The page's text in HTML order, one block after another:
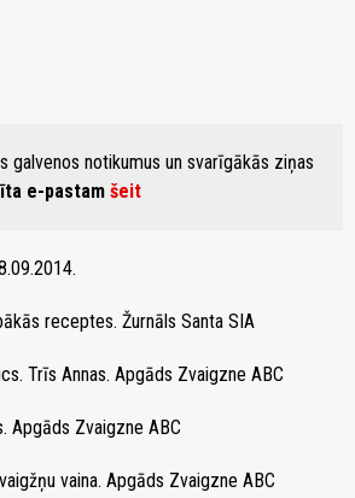
galvenos notikumus un svarīgākās ziņas
e-pastam šeit
receptes. Žurnāls Santa SIA
Trīs Annas. Apgāds Zvaigzne ABC
Apgāds Zvaigzne ABC
vaina. Apgāds Zvaigzne ABC